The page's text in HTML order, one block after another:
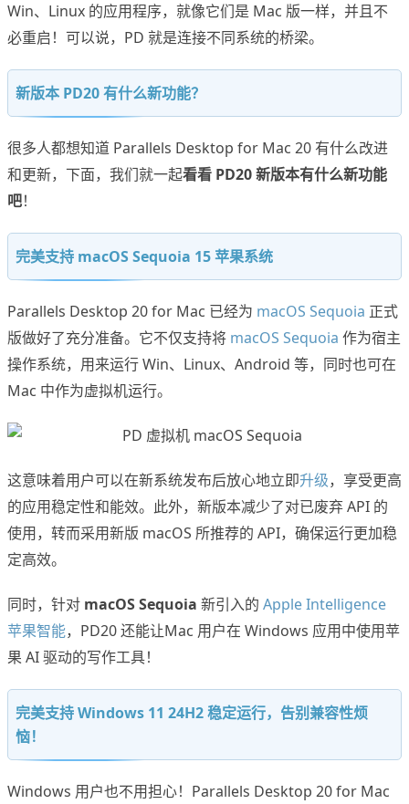
Win、Linux 的应用程序，就像它们是 Mac 版一样，并且不
必重启！可以说，PD 就是连接不同系统的桥梁。
新版本 PD20 有什么新功能？
很多人都想知道 Parallels Desktop for Mac 20 有什么改进
和更新，下面，我们就一起看看 PD20 新版本有什么新功能
吧！
完美支持 macOS Sequoia 15 苹果系统
Parallels Desktop 20 for Mac 已经为 macOS Sequoia 正式
版做好了充分准备。它不仅支持将 macOS Sequoia 作为宿主
操作系统，用来运行 Win、Linux、Android 等，同时也可在
Mac 中作为虚拟机运行。
这意味着用户可以在新系统发布后放心地立即升级，享受更高
的应用稳定性和能效。此外，新版本减少了对已废弃 API 的
使用，转而采用新版 macOS 所推荐的 API，确保运行更加稳
定高效。
同时，针对 macOS Sequoia 新引入的 Apple Intelligence
苹果智能，PD20 还能让Mac 用户在 Windows 应用中使用苹
果 AI 驱动的写作工具！
完美支持 Windows 11 24H2 稳定运行，告别兼容性烦
恼！
Windows 用户也不用担心！Parallels Desktop 20 for Mac